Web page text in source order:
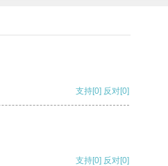
支持[0] 反对[0]
支持[0] 反对[0]